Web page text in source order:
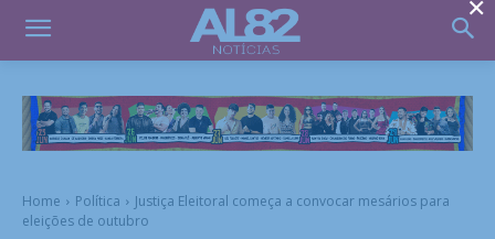
Home Política
Justiça Eleitoral começa a convocar mesários para
eleições de outubro